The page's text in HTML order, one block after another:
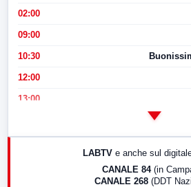
02:00
09:00
10:30
12:00
13:00
LABTV e anche sul
CANALE 84 (in
CANALE 268 (DDT